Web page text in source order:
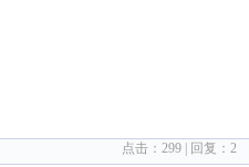
点击： 299 | 回复： 2